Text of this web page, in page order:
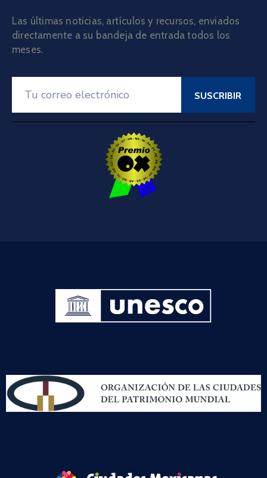
Las últimas noticias, artículos y recursos, enviados
directamente a su bandeja de entrada todos los
meses.